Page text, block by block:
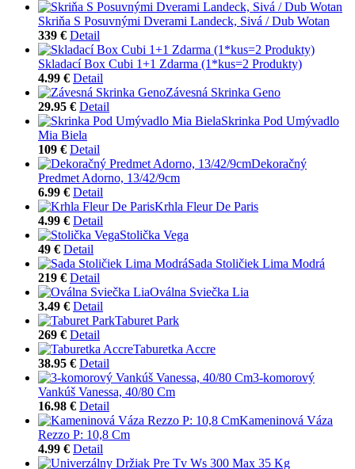
Skriňa S Posuvnými Dverami Landeck, Sivá / Dub Wotan
339 € Detail
Skladací Box Cubi 1+1 Zdarma (1*kus=2 Produkty)
4.99 € Detail
Závesná Skrinka Geno
29.95 € Detail
Skrinka Pod Umývadlo
Mia Biela
109 € Detail
Dekoračný
Predmet Adorno, 13/42/9cm
6.99 € Detail
Krhla Fleur De Paris
4.99 € Detail
Stolička Vega
49 € Detail
Sada Stoličiek Lima Modrá
219 € Detail
Oválna Sviečka Lia
3.49 € Detail
Taburet Park
269 € Detail
Taburetka Accre
38.95 € Detail
3-komorový
Vankúš Vanessa, 40/80 Cm
16.98 € Detail
Kameninová Váza
Rezzo P: 10,8 Cm
4.99 € Detail